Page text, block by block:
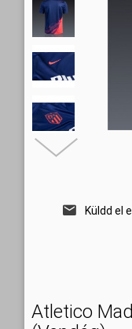
Küldd el
Atletico